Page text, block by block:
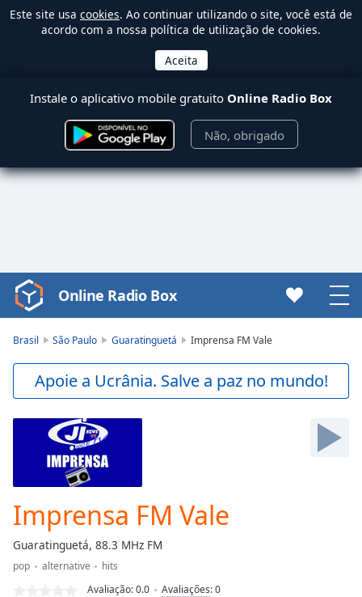
Este site usa cookies. Ao continuar utilizando o site, você está de
acordo com a nossa política de utilização de cookies.
Instale o aplicativo mobile gratuito Online Radio Box
Não, obrigado
Video
Player
Backward
Mute
Current
Time0:00
-:-
Loaded:
Online Radio Box
Brasil São Paulo Guaratinguetá Imprensa FM Vale
Apoie a Ucrânia. Salve a paz no mundo!
Imprensa FM Vale
Guaratinguetá, 88.3 MHz FM
pop alternative
hits
Avaliação:0.0 Avaliações:0